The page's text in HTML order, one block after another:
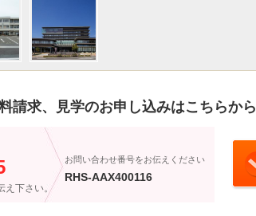
請求、見学のお申し込みはこちらから
え下さい。
お問い合わせ番号をお伝えください
RHS-AAX400116